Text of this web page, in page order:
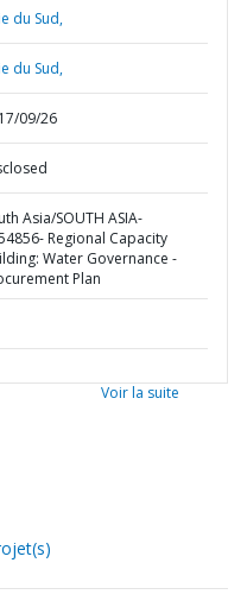
du Sud,
du Sud,
09/26
Asia/SOUTH ASIA-
Regional Capacity
Water Governance -
Plan
Voir la suite